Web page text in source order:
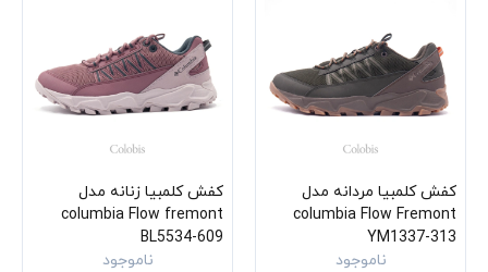
کفش کلمبیا مردانه مدل
columbia Flow Fremont
YM1337-313
ناموجود
کفش کلمبیا زنانه مدل
columbia Flow fremont
BL5534-609
ناموجود